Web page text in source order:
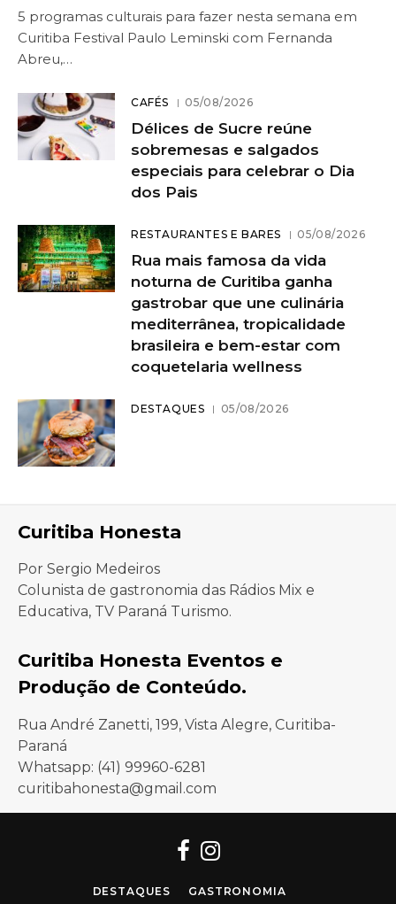
5 programas culturais para fazer nesta semana em
Curitiba Festival Paulo Leminski com Fernanda
Abreu,…
CAFÉS 05/08/2026
Délices de Sucre reúne
sobremesas e salgados
especiais para celebrar o Dia
dos Pais
RESTAURANTES E BARES 05/08/2026
Rua mais famosa da vida
noturna de Curitiba ganha
gastrobar que une culinária
mediterrânea, tropicalidade
brasileira e bem-estar com
coquetelaria wellness
DESTAQUES 05/08/2026
Curitiba Honesta
Por Sergio Medeiros
Colunista de gastronomia das Rádios Mix e
Educativa, TV Paraná Turismo.
Curitiba Honesta Eventos e
Produção de Conteúdo.
Rua André Zanetti, 199, Vista Alegre, Curitiba-
Paraná
Whatsapp: (41) 99960-6281
curitibahonesta@gmail.com
Facebook
Instagram
DESTAQUES GASTRONOMIA